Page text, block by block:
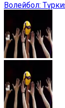
Волейбол: